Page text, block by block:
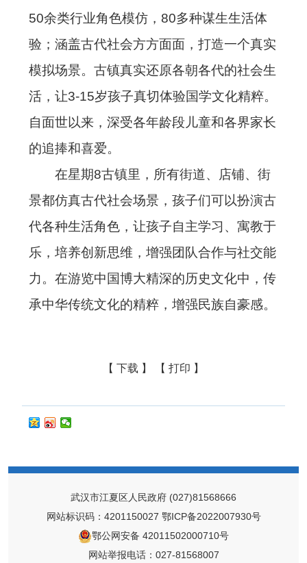
50余类行业角色模仿，80多种谋生生活体
验；涵盖古代社会方方面面，打造一个真实
模拟场景。古镇真实还原各朝各代的社会生
活，让3-15岁孩子真切体验国学文化精粹。
自面世以来，深受各年龄段儿童和各界家长
的追捧和喜爱。
在星期8古镇里，所有街道、店铺、街
景都仿真古代社会场景，孩子们可以扮演古
代各种生活角色，让孩子自主学习、寓教于
乐，培养创新思维，增强团队合作与社交能
力。在游览中国博大精深的历史文化中，传
承中华传统文化的精粹，增强民族自豪感。
【 下载 】 【 打印 】
武汉市江夏区人民政府 (027)81568666
网站标识码：4201150027 鄂ICP备2022007930号
鄂公网安备 42011502000710号
网站举报电话：027-81568007